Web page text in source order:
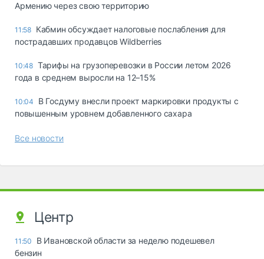
Армению через свою территорию
11:58 Кабмин обсуждает налоговые послабления для
пострадавших продавцов Wildberries
10:48 Тарифы на грузоперевозки в России летом 2026
года в среднем выросли на 12–15%
10:04
В Госдуму внесли проект маркировки продукты с
повышенным уровнем добавленного сахара
Все новости
Центр
11:50
В Ивановской области за неделю подешевел
бензин